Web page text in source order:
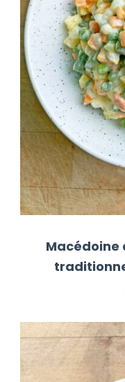
Macédoine